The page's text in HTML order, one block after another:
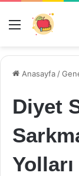
Menü
Anasayfa /
Diyet
Yolları